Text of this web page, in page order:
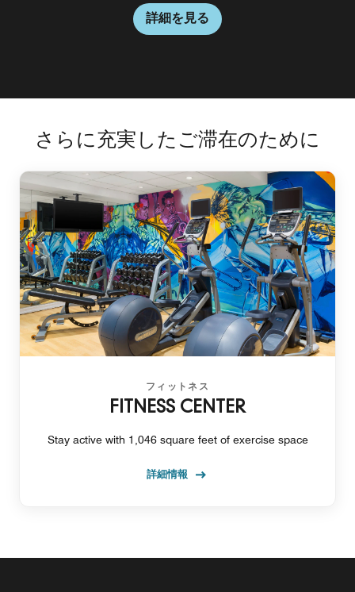
詳細を見る
さらに充実したご滞在のために
フィットネス
FITNESS CENTER
Stay active with 1,046 square feet of exercise space
詳細情報